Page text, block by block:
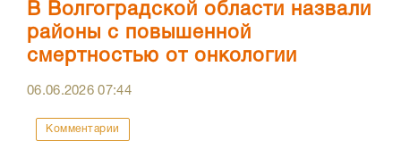
В Волгоградской области назвали
районы с повышенной
смертностью от онкологии
06.06.202607:44
Комментарии